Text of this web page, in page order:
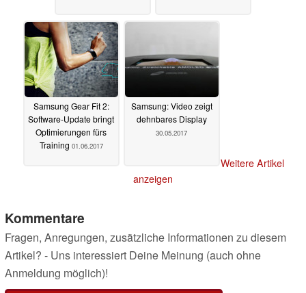
Samsung Gear Fit 2:
Software-Update bringt
Optimierungen fürs
Training 01.06.2017
Samsung: Video zeigt
dehnbares Display
30.05.2017
Weitere Artikel
anzeigen
Kommentare
Fragen, Anregungen, zusätzliche Informationen zu diesem
Artikel? - Uns interessiert Deine Meinung (auch ohne
Anmeldung möglich)!